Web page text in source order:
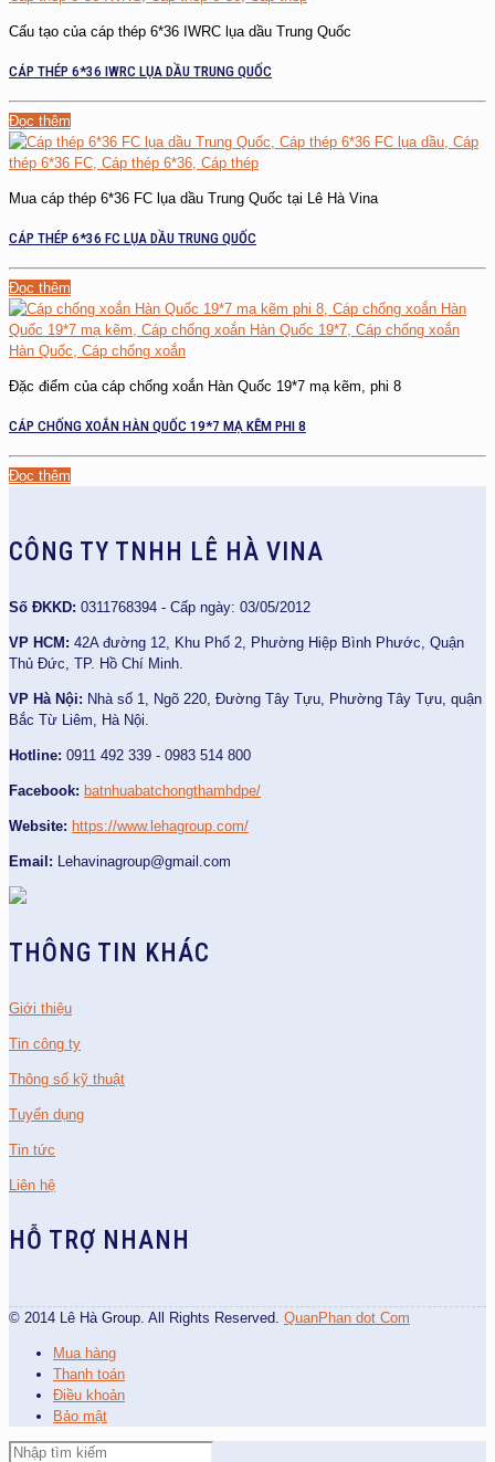
Cấu tạo của cáp thép 6*36 IWRC lụa dầu Trung Quốc
CÁP THÉP 6*36 IWRC LỤA DẦU TRUNG QUỐC
Đọc thêm
Mua cáp thép 6*36 FC lụa dầu Trung Quốc tại Lê Hà Vina
CÁP THÉP 6*36 FC LỤA DẦU TRUNG QUỐC
Đọc thêm
Đặc điểm của cáp chống xoắn Hàn Quốc 19*7 mạ kẽm, phi 8
CÁP CHỐNG XOẮN HÀN QUỐC 19*7 MẠ KẼM PHI 8
Đọc thêm
CÔNG TY TNHH LÊ HÀ VINA
Số ĐKKD: 0311768394 - Cấp ngày: 03/05/2012
VP HCM: 42A đường 12, Khu Phố 2, Phường Hiệp Bình Phước, Quận
Thủ Đức, TP. Hồ Chí Minh.
VP Hà Nội: Nhà số 1, Ngõ 220, Đường Tây Tựu, Phường Tây Tựu, quận
Bắc Từ Liêm, Hà Nội.
Hotline: 0911 492 339 - 0983 514 800
Facebook: batnhuabatchongthamhdpe/
Website: https://www.lehagroup.com/
Email: Lehavinagroup@gmail.com
THÔNG TIN KHÁC
Giới thiệu
Tin công ty
Thông số kỹ thuật
Tuyển dụng
Tin tức
Liên hệ
HỖ TRỢ NHANH
© 2014 Lê Hà Group. All Rights Reserved. QuanPhan dot Com
Mua hàng
Thanh toán
Điều khoản
Bảo mật